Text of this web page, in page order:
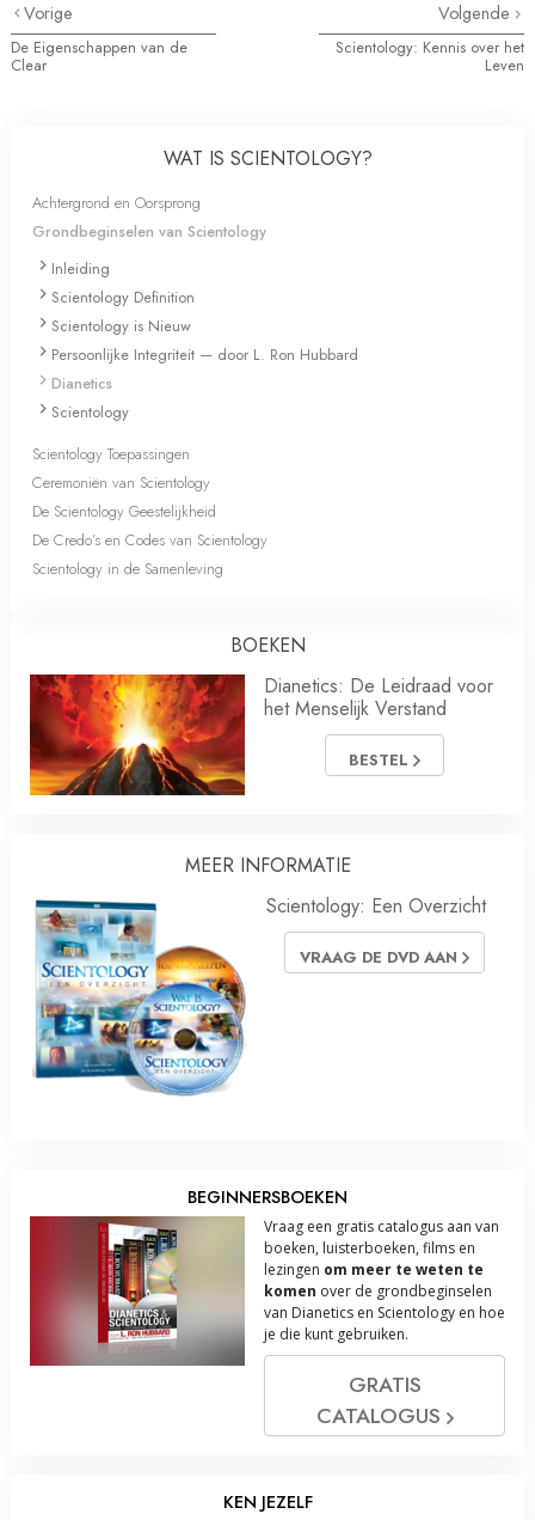
Vorige
De Eigenschappen van de
Clear
Volgende
Scientology: Kennis over het
Leven
WAT IS SCIENTOLOGY?
Achtergrond en Oorsprong
Grondbeginselen van Scientology
Inleiding
Scientology Definition
Scientology is Nieuw
Persoonlijke Integriteit — door L. Ron Hubbard
Dianetics
Scientology
Scientology Toepassingen
Ceremoniën van Scientology
De Scientology Geestelijkheid
De Credo’s en Codes van Scientology
Scientology in de Samenleving
BOEKEN
Dianetics: De Leidraad voor
het Menselijk Verstand
BESTEL
MEER INFORMATIE
Scientology: Een Overzicht
VRAAG DE DVD AAN
BEGINNERSBOEKEN
Vraag een gratis catalogus aan van
boeken, luisterboeken, films en
lezingen om meer te weten te
komen over de grondbeginselen
van Dianetics en Scientology en hoe
je die kunt gebruiken.
GRATIS
CATALOGUS
KEN JEZELF